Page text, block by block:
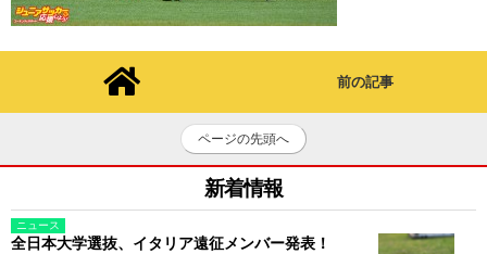
前の記事
ページの先頭へ
新着情報
ニュース
全日本大学選抜、イタリア遠征メンバー発表！